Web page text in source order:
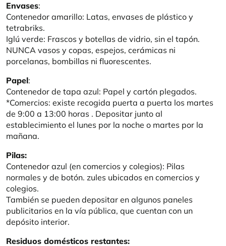
Envases:
Contenedor amarillo: Latas, envases de plástico y
tetrabriks.
Iglú verde: Frascos y botellas de vidrio, sin el tapón.
NUNCA vasos y copas, espejos, cerámicas ni
porcelanas, bombillas ni fluorescentes.
Papel:
Contenedor de tapa azul: Papel y cartón plegados.
*Comercios: existe recogida puerta a puerta los martes
de 9:00 a 13:00 horas . Depositar junto al
establecimiento el lunes por la noche o martes por la
mañana.
Pilas:
Contenedor azul (en comercios y colegios): Pilas
normales y de botón. zules ubicados en comercios y
colegios.
También se pueden depositar en algunos paneles
publicitarios en la vía pública, que cuentan con un
depósito interior.
Residuos domésticos restantes: